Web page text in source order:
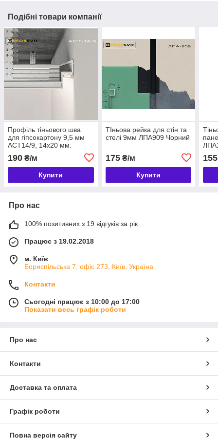
Подібні товари компанії
Профіль тіньового шва
для гіпсокартону 9,5 мм
АСТ14/9, 14х20 мм.
190 ₴/м
Купити
ТІньова рейка для стін та
стелі 9мм ЛПА909 Чорний
175₴/м
Купити
155
Про нас
100% позитивних з 19 відгуків за рік
Працює з 19.02.2018
м. Київ
Бориспільська 7, офіс 273, Київ, Україна
Контакти
Сьогодні працює з 10:00 до 17:00
Показати весь графік роботи
Про нас
Контакти
Доставка та оплата
Графік роботи
Повна версія сайту